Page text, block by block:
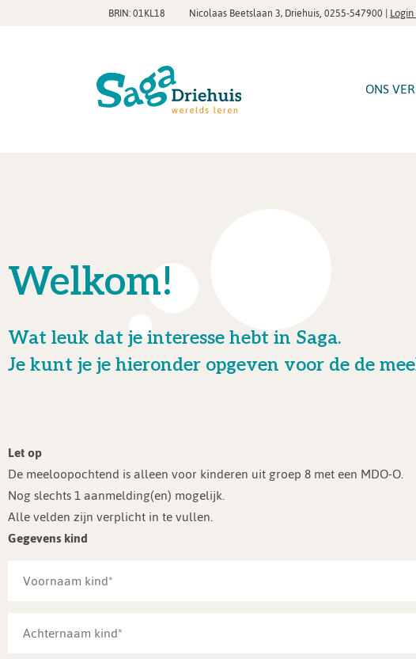
BRIN: 01KL18 Nicolaas Beetslaan 3, Driehuis,0255-547900 |
ONS
Welkom!
Wat leuk dat je interesse hebt in Saga.
Je kunt je je hieronder opgeven voor de de
Let op
De meeloopochtend is alleen voor kinderen uit groep 8 met een MDO-O.
Nog slechts 1 aanmelding(en) mogelijk.
Alle velden zijn verplicht in te vullen.
Gegevens kind